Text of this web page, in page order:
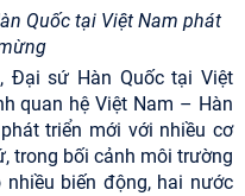
Quốc tại Việt Nam phát
Đại sứ Hàn Quốc tại Việt
quan hệ Việt Nam – Hàn
triển mới với nhiều cơ
trong bối cảnh môi trường
biến động, hai nước